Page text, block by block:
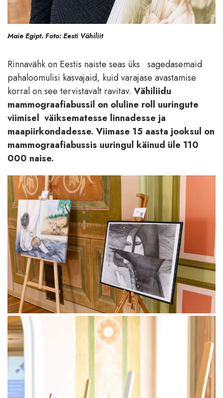
Maie Egipt. Foto: Eesti Vähiliit
Rinnavähk on Eestis naiste seas üks sagedasemaid
pahaloomulisi kasvajaid, kuid varajase avastamise
korral on see tervistavalt ravitav. Vähiliidu
mammograafiabussil on oluline roll uuringute
viimisel väiksematesse linnadesse ja
maapiirkondadesse. Viimase 15 aasta jooksul on
mammograafiabussis uuringul käinud üle 110
000 naise.